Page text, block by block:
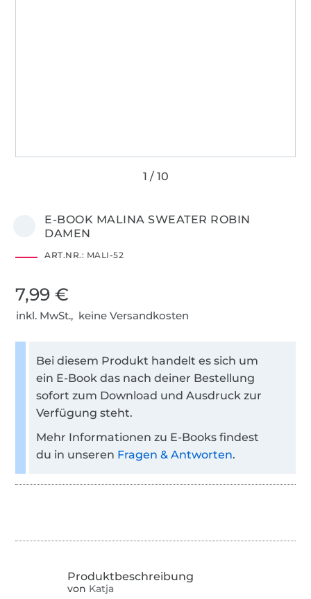
E-BOOK MALINA SWEATER ROBIN
DAMEN
ART.NR.: MALI-52
7,99 €
inkl. MwSt., keine Versandkosten
Bei diesem Produkt handelt es sich um
ein E-Book das nach deiner Bestellung
sofort zum Download und Ausdruck zur
Verfügung steht.
Mehr Informationen zu E-Books findest
du in unseren Fragen & Antworten.
von Katja